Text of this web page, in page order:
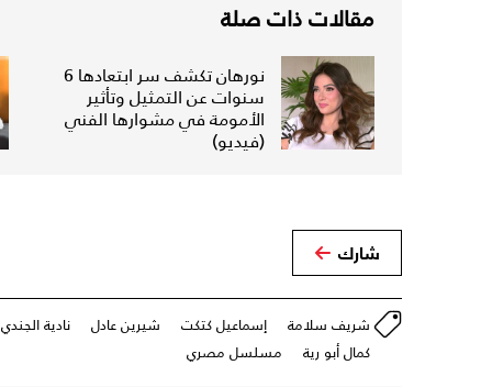
مقالات ذات صلة
نورهان تكشف سر ابتعادها 6
سنوات عن التمثيل وتأثير
الأمومة في مشوارها الفني
(فيديو)
شارك
شريف سلامة إسماعيل كتكت شيرين عادل نادية الجندي
كمال أبو رية
مسلسل مصري